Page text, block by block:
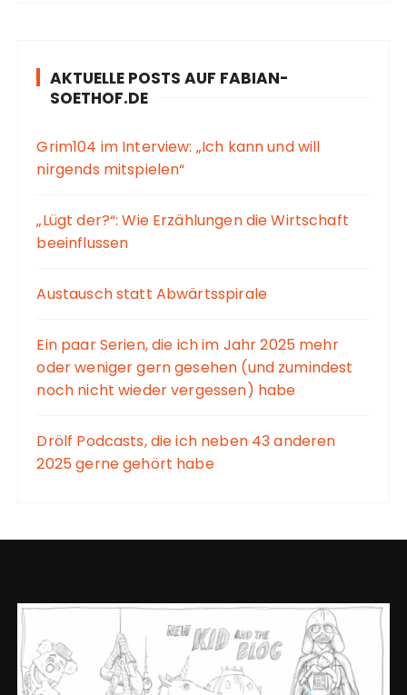
AKTUELLE POSTS AUF FABIAN-
SOETHOF.DE
Grim104 im Interview: „Ich kann und will
nirgends mitspielen“
„Lügt der?“: Wie Erzählungen die Wirtschaft
beeinflussen
Austausch statt Abwärtsspirale
Ein paar Serien, die ich im Jahr 2025 mehr
oder weniger gern gesehen (und zumindest
noch nicht wieder vergessen) habe
Drölf Podcasts, die ich neben 43 anderen
2025 gerne gehört habe